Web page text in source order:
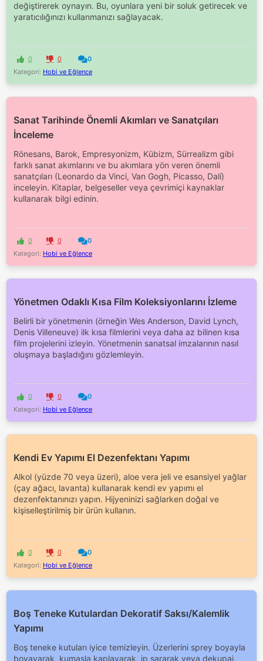
değiştirerek oynayın. Bu, oyunlara yeni bir soluk getirecek ve
yaratıcılığınızı kullanmanızı sağlayacak.
0 0
0
Kategori: Hobi ve Eğlence
Sanat Tarihinde Önemli Akımları ve Sanatçıları
İnceleme
Rönesans, Barok, Empresyonizm, Kübizm, Sürrealizm gibi
farklı sanat akımlarını ve bu akımlara yön veren önemli
sanatçıları (Leonardo da Vinci, Van Gogh, Picasso, Dalí)
inceleyin. Kitaplar, belgeseller veya çevrimiçi kaynaklar
kullanarak bilgi edinin.
0 0
0
Kategori: Hobi ve Eğlence
Yönetmen Odaklı Kısa Film Koleksiyonlarını İzleme
Belirli bir yönetmenin (örneğin Wes Anderson, David Lynch,
Denis Villeneuve) ilk kısa filmlerini veya daha az bilinen kısa
film projelerini izleyin. Yönetmenin sanatsal imzalarının nasıl
oluşmaya başladığını gözlemleyin.
0 0
0
Kategori: Hobi ve Eğlence
Kendi Ev Yapımı El Dezenfektanı Yapımı
Alkol (yüzde 70 veya üzeri), aloe vera jeli ve esansiyel yağlar
(çay ağacı, lavanta) kullanarak kendi ev yapımı el
dezenfektanınızı yapın. Hijyeninizi sağlarken doğal ve
kişiselleştirilmiş bir ürün kullanın.
0 0
0
Kategori: Hobi ve Eğlence
Boş Teneke Kutulardan Dekoratif Saksı/Kalemlik
Yapımı
Boş teneke kutuları iyice temizleyin. Üzerlerini sprey boyayla
boyayarak, kumaşla kaplayarak, ip sararak veya dekupaj